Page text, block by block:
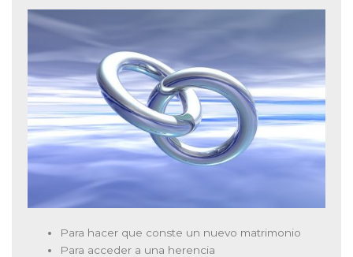
Para hacer que conste un nuevo matrimonio
Para acceder a una herencia